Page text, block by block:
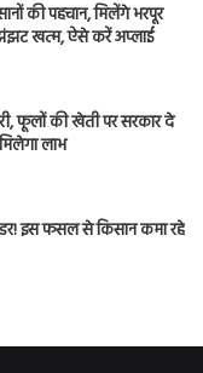
की पहचान, मिलेंगे भरपूर
झंझट खत्म, ऐसे करें अप्लाई
फूलों की खेती पर सरकार दे
लाभ
इस फसल से किसान कमा रहे